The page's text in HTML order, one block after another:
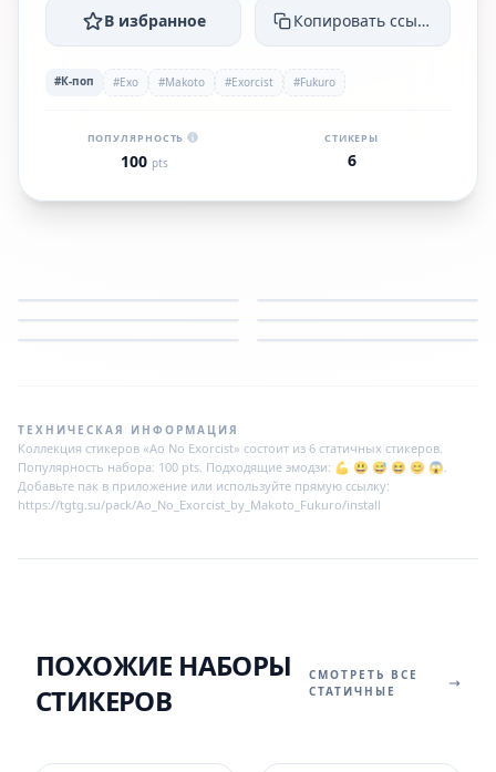
В избранное Копировать ссылку
#К-поп #Exo #Makoto #Exorcist #Fukuro
ПОПУЛЯРНОСТЬ
100 pts
СТИКЕРЫ
6
ТЕХНИЧЕСКАЯ ИНФОРМАЦИЯ
Коллекция стикеров «Ao No Exorcist» состоит из 6 статичных стикеров.
Популярность набора: 100 pts. Подходящие эмодзи: 💪 😃 😅 😆 😊 😱.
Добавьте пак в приложение или используйте прямую ссылку:
https://tgtg.su/pack/Ao_No_Exorcist_by_Makoto_Fukuro/install
ПОХОЖИЕ НАБОРЫ
СТИКЕРОВ
СМОТРЕТЬ ВСЕ
СТАТИЧНЫЕ